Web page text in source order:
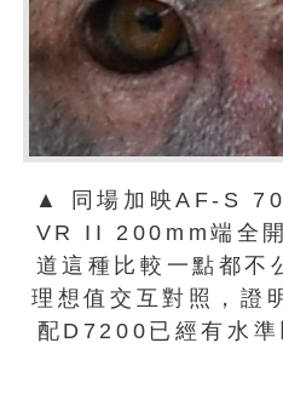
▲ 同場加映AF-S
VR II 200mm端全
道這種比較一點都不
理想值交互對照，證
配D7200已經有水